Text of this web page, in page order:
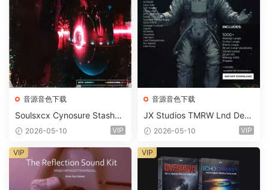
音源音色下载
Soulsxcx Cynosure Stashkit
WAV MiDi FST-FANTASTiC
2026-05-10 VIP
音源音色下载
JX Studios TMRW Lnd Dee
p And Tech House Sound Ki
ets-FANTASTiC
2026-05-10 VIP
VIP VIP